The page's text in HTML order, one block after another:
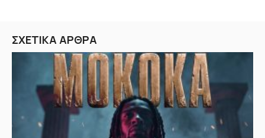
ΣΧΕΤΙΚΑ ΑΡΘΡΑ